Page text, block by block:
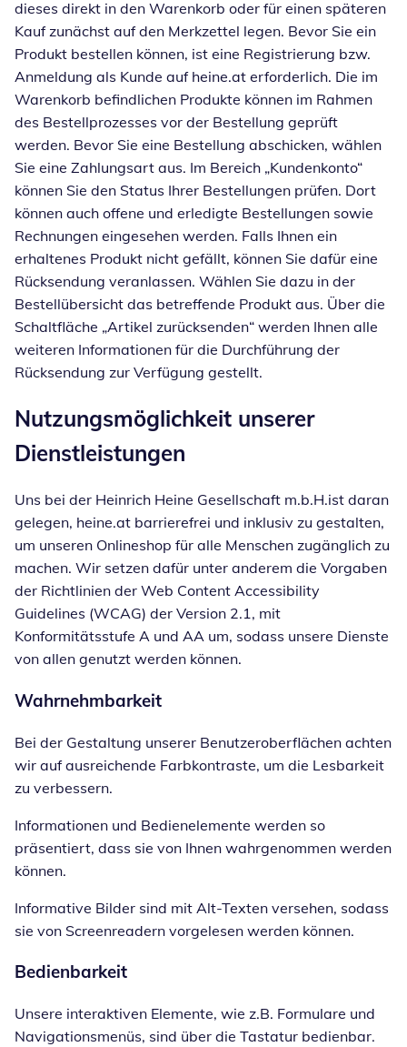
dieses direkt in den Warenkorb oder für einen späteren
Kauf zunächst auf den Merkzettel legen. Bevor Sie ein
Produkt bestellen können, ist eine Registrierung bzw.
Anmeldung als Kunde auf heine.at erforderlich. Die im
Warenkorb befindlichen Produkte können im Rahmen
des Bestellprozesses vor der Bestellung geprüft
werden. Bevor Sie eine Bestellung abschicken, wählen
Sie eine Zahlungsart aus. Im Bereich „Kundenkonto“
können Sie den Status Ihrer Bestellungen prüfen. Dort
können auch offene und erledigte Bestellungen sowie
Rechnungen eingesehen werden. Falls Ihnen ein
erhaltenes Produkt nicht gefällt, können Sie dafür eine
Rücksendung veranlassen. Wählen Sie dazu in der
Bestellübersicht das betreffende Produkt aus. Über die
Schaltfläche „Artikel zurücksenden“ werden Ihnen alle
weiteren Informationen für die Durchführung der
Rücksendung zur Verfügung gestellt.
Nutzungsmöglichkeit unserer
Dienstleistungen
Uns bei der Heinrich Heine Gesellschaft m.b.H.ist daran
gelegen, heine.at barrierefrei und inklusiv zu gestalten,
um unseren Onlineshop für alle Menschen zugänglich zu
machen. Wir setzen dafür unter anderem die Vorgaben
der Richtlinien der Web Content Accessibility
Guidelines (WCAG) der Version 2.1, mit
Konformitätsstufe A und AA um, sodass unsere Dienste
von allen genutzt werden können.
Wahrnehmbarkeit
Bei der Gestaltung unserer Benutzeroberflächen achten
wir auf ausreichende Farbkontraste, um die Lesbarkeit
zu verbessern.
Informationen und Bedienelemente werden so
präsentiert, dass sie von Ihnen wahrgenommen werden
können.
Informative Bilder sind mit Alt-Texten versehen, sodass
sie von Screenreadern vorgelesen werden können.
Bedienbarkeit
Unsere interaktiven Elemente, wie z.B. Formulare und
Navigationsmenüs, sind über die Tastatur bedienbar.